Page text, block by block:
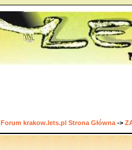
Forum krakow.lets.pl Strona Główna ->